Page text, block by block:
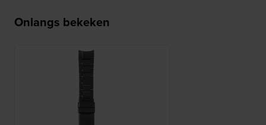
Onlangs bekeken